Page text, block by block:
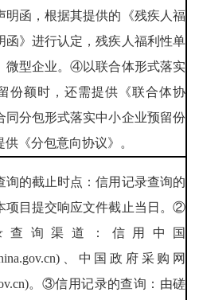
明函，根据其提供的《残疾人福
函》进行认定，残疾人福利性单
微型企业。④以联合体形式落实
份额时，还需提供《联合体协
分包形式落实中小企业预留份
《分包意向协议》。
的截止时点：信用记录查询的
项目提交响应文件截止当日。②
查询渠道：信用中国
、中国政府采购网
。③信用记录的查询：由磋